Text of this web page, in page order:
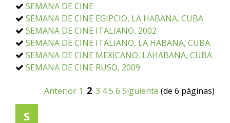
SEMANA DE CINE
SEMANA DE CINE EGIPCIO, LA HABANA, CUBA
SEMANA DE CINE ITALIANO, 2002
SEMANA DE CINE ITALIANO, LA HABANA, CUBA
SEMANA DE CINE MEXICANO, LAHABANA, CUBA
SEMANA DE CINE RUSO, 2009
Anterior 1 2 3 45 6 Siguiente (de 6 páginas)
S